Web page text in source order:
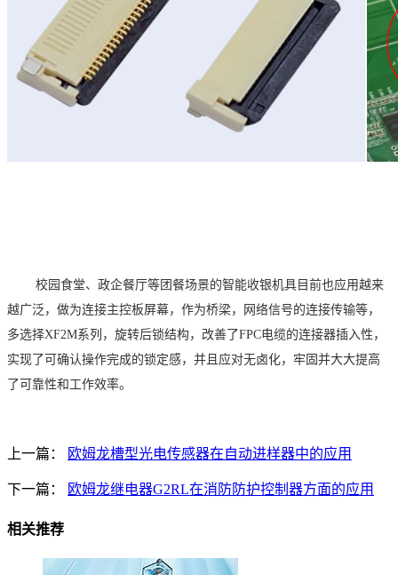
校园食堂、政企餐厅等团餐场景的智能收银机具目前也应用越来
越广泛，做为连接主控板屏幕，作为桥梁，网络信号的连接传输等，
多选择XF2M系列，旋转后锁结构，改善了FPC电缆的连接器插入性，
实现了可确认操作完成的锁定感，并且应对无卤化，牢固并大大提高
了可靠性和工作效率。
上一篇： 欧姆龙槽型光电传感器在自动进样器中的应用
下一篇： 欧姆龙继电器G2RL在消防防护控制器方面的应用
相关推荐